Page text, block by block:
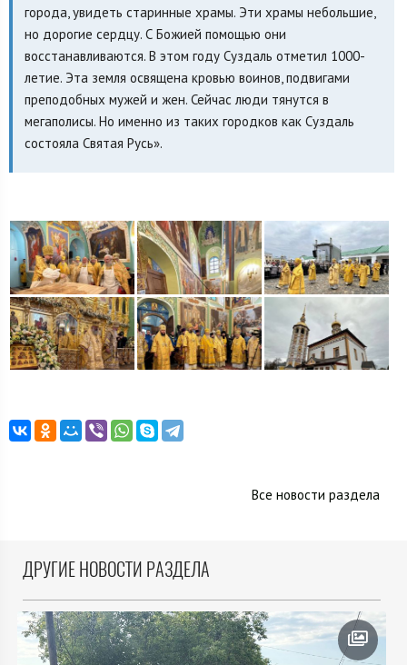
города, увидеть старинные храмы. Эти храмы небольшие,
но дорогие сердцу. С Божией помощью они
восстанавливаются. В этом году Суздаль отметил 1000-
летие. Эта земля освящена кровью воинов, подвигами
преподобных мужей и жен. Сейчас люди тянутся в
мегаполисы. Но именно из таких городков как Суздаль
состояла Святая Русь».
Все новости раздела
ДРУГИЕ НОВОСТИ РАЗДЕЛА